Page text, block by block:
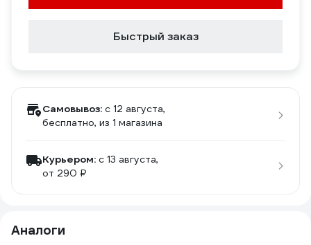
Быстрый заказ
Самовывоз: c 12 августа,
бесплатно, из 1 магазина
Курьером: c 13 августа,
от 290 ₽
Аналоги